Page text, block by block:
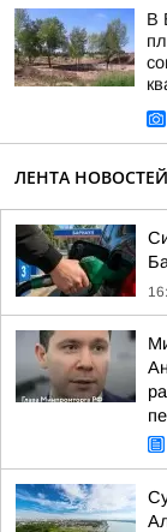
В
ЛЕНТА НОВОСТЕЙ